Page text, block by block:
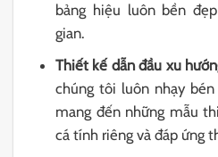
bảng hiệu luôn bền
gian.
Thiết kế dẫn đầu xu
chúng tôi luôn nhạy
mang đến những mẫu
cá tính riêng và đáp ứng